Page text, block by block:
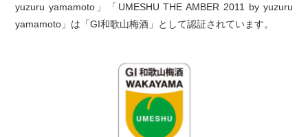
yuzuru yamamoto」「UMESHU THE AMBER 2011 by yuzuru
yamamoto」は「GI和歌山梅酒」として認証されています。